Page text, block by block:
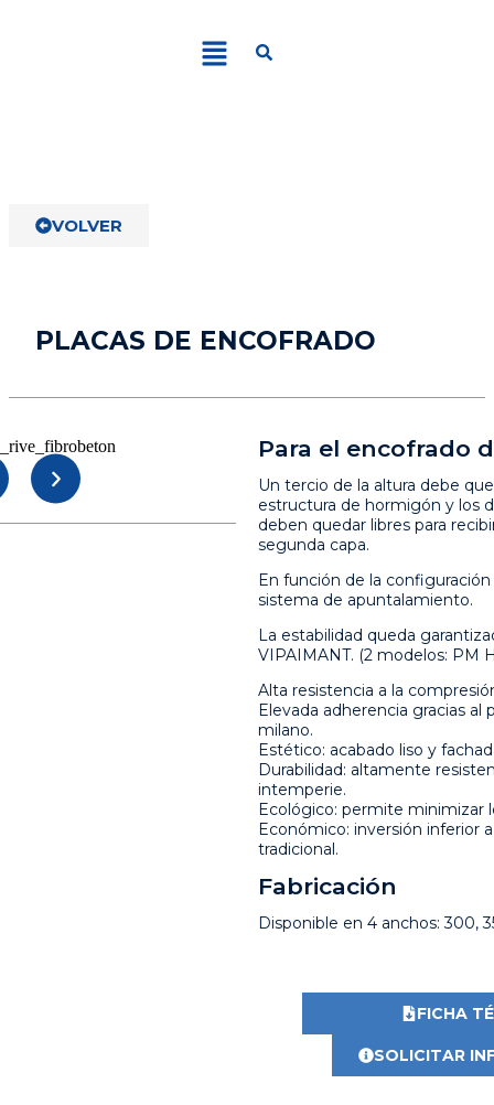
VOLVER
PLACAS DE ENCOFRADO
Para el encofrado
Un tercio de la altura debe
estructura de hormigón y los
deben quedar libres para
segunda capa.
En función de la
sistema de apuntalamiento.
La estabilidad queda
VIPAIMANT. (2 modelos: PM
Alta resistencia a la
Elevada adherencia gracias
milano.
Estético: acabado liso y
Durabilidad: altamente
intemperie.
Ecológico: permite minimizar
Económico: inversión inferior
tradicional.
Fabricación
Disponible en 4 anchos: 300,
FICHA
SOLICITAR